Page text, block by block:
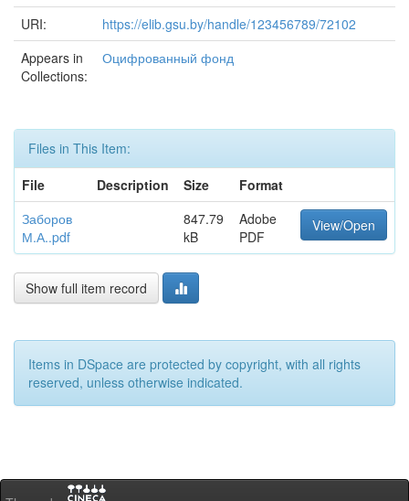
URI:
https://elib.gsu.by/handle/123456789/72102
Appears in
Collections:
Оцифрованный фонд
Files in This Item:
File
Description Size
Format
Заборов
М.А..pdf
847.79
kB
Adobe
PDF
View/Open
Show full item record
Items in DSpace are protected by copyright, with all rights
reserved, unless otherwise indicated.